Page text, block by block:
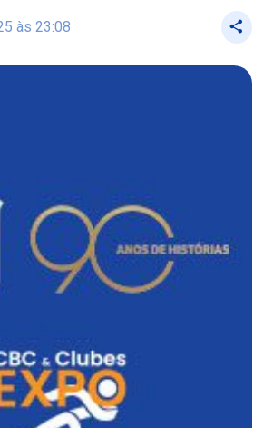
às 23:08